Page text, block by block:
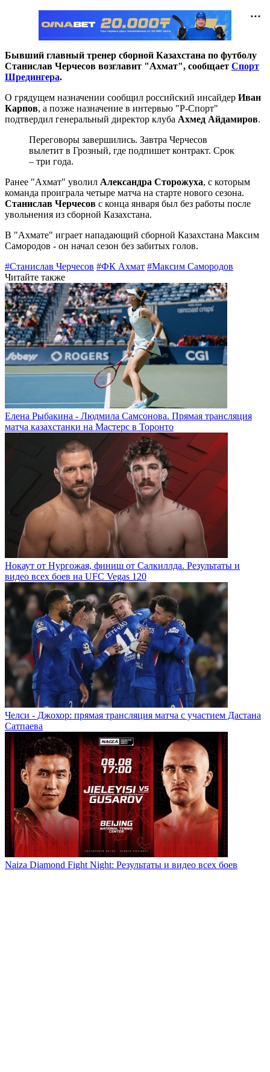
Бывший главный тренер сборной Казахстана по футболу
Станислав Черчесов возглавит "Ахмат", сообщает Спорт
Шредингера.
О грядущем назначении сообщил российский инсайдер Иван
Карпов, а позже назначение в интервью "Р-Спорт"
подтвердил генеральный директор клуба Ахмед Айдамиров.
Переговоры завершились. Завтра Черчесов
вылетит в Грозный, где подпишет контракт. Срок
– три года.
Ранее "Ахмат" уволил Александра Сторожуха, с которым
команда проиграла четыре матча на старте нового сезона.
Станислав Черчесов с конца января был без работы после
увольнения из сборной Казахстана.
В "Ахмате" играет нападающий сборной Казахстана Максим
Самородов - он начал сезон без забитых голов.
#Станислав Черчесов #ФК Ахмат #Максим Самородов
Читайте также
Елена Рыбакина - Людмила Самсонова. Прямая трансляция
матча казахстанки на Мастерс в Торонто
Нокаут от Нургожая, финиш от Салкиллда. Результаты и
видео всех боев на UFC Vegas 120
Челси - Джохор: прямая трансляция матча с участием Дастана
Сатпаева
Naiza Diamond Fight Night: Результаты и видео всех боев